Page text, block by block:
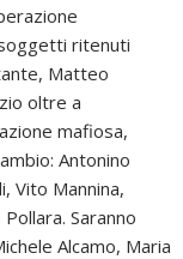
ritenuti
Matteo
oltre a
mafiosa,
Antonino
Vito Mannina,
Saranno
Alcamo, Maria